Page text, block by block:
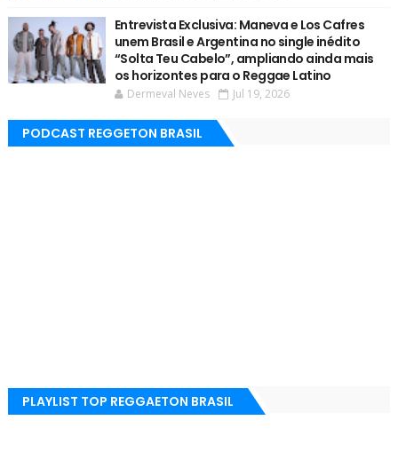
Entrevista Exclusiva: Maneva e Los Cafres
unem Brasil e Argentina no single inédito
“Solta Teu Cabelo”, ampliando ainda mais
os horizontes para o Reggae Latino
Dermeval Neves Jul 19, 2026
PODCAST REGGETON BRASIL
PLAYLIST TOP REGGAETON BRASIL